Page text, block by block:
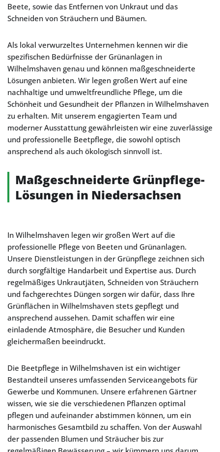
Beete, sowie das Entfernen von Unkraut und das
Schneiden von Sträuchern und Bäumen.
Als lokal verwurzeltes Unternehmen kennen wir die
spezifischen Bedürfnisse der Grünanlagen in
Wilhelmshaven genau und können maßgeschneiderte
Lösungen anbieten. Wir legen großen Wert auf eine
nachhaltige und umweltfreundliche Pflege, um die
Schönheit und Gesundheit der Pflanzen in Wilhelmshaven
zu erhalten. Mit unserem engagierten Team und
moderner Ausstattung gewährleisten wir eine zuverlässige
und professionelle Beetpflege, die sowohl optisch
ansprechend als auch ökologisch sinnvoll ist.
Maßgeschneiderte Grünpflege-
Lösungen in Niedersachsen
In Wilhelmshaven legen wir großen Wert auf die
professionelle Pflege von Beeten und Grünanlagen.
Unsere Dienstleistungen in der Grünpflege zeichnen sich
durch sorgfältige Handarbeit und Expertise aus. Durch
regelmäßiges Unkrautjäten, Schneiden von Sträuchern
und fachgerechtes Düngen sorgen wir dafür, dass Ihre
Grünflächen in Wilhelmshaven stets gepflegt und
ansprechend aussehen. Damit schaffen wir eine
einladende Atmosphäre, die Besucher und Kunden
gleichermaßen beeindruckt.
Die Beetpflege in Wilhelmshaven ist ein wichtiger
Bestandteil unseres umfassenden Serviceangebots für
Gewerbe und Kommunen. Unsere erfahrenen Gärtner
wissen, wie sie die verschiedenen Pflanzen optimal
pflegen und aufeinander abstimmen können, um ein
harmonisches Gesamtbild zu schaffen. Von der Auswahl
der passenden Blumen und Sträucher bis zur